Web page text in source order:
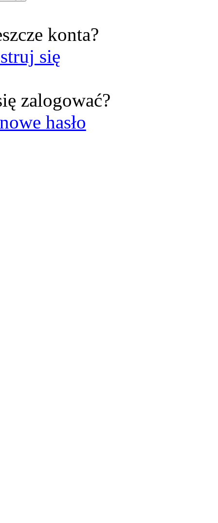
konta?
się
zalogować?
hasło